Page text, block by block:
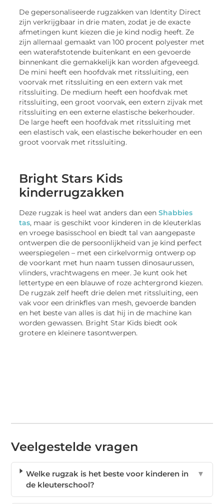
De gepersonaliseerde rugzakken van Identity Direct
zijn verkrijgbaar in drie maten, zodat je de exacte
afmetingen kunt kiezen die je kind nodig heeft. Ze
zijn allemaal gemaakt van 100 procent polyester met
een waterafstotende buitenkant en een gevoerde
binnenkant die gemakkelijk kan worden afgeveegd.
De mini heeft een hoofdvak met ritssluiting, een
voorvak met ritssluiting en een extern vak met
ritssluiting. De medium heeft een hoofdvak met
ritssluiting, een groot voorvak, een extern zijvak met
ritssluiting en een externe elastische bekerhouder.
De large heeft een hoofdvak met ritssluiting met
een elastisch vak, een elastische bekerhouder en een
groot voorvak met ritssluiting.
Bright Stars Kids
kinderrugzakken
Deze rugzak is heel wat anders dan eenShabbies
tas, maar is geschikt voor kinderen in de kleuterklas
en vroege basisschool en biedt tal van aangepaste
ontwerpen die de persoonlijkheid van je kind perfect
weerspiegelen – met een cirkelvormig ontwerp op
de voorkant met hun naam tussen dinosaurussen,
vlinders, vrachtwagens en meer. Je kunt ook het
lettertype en een blauwe of roze achtergrond kiezen.
De rugzak zelf heeft drie delen met ritssluiting, een
vak voor een drinkfles van mesh, gevoerde banden
en het beste van alles is dat hij in de machine kan
worden gewassen. Bright Star Kids biedt ook
grotere en kleinere tasontwerpen.
Veelgestelde vragen
Welke rugzak is het beste voor kinderen in
de kleuterschool?
▼